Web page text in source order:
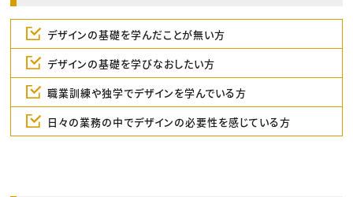
デザインの基礎を学んだことが無い方
デザインの基礎を学びなおしたい方
職業訓練や独学でデザインを学んでいる方
日々の業務の中でデザインの必要性を感じている方